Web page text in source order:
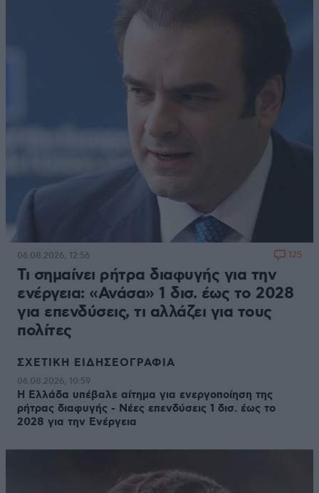
Τι σημαίνει ρήτρα διαφυγής για την
ενέργεια: «Ανάσα» 1 δισ. έως το 2028
για επενδύσεις, τι αλλάζει για τους
πολίτες
06.08.2026, 12:56 125
ΣΧΕΤΙΚΗ ΕΙΔΗΣΕΟΓΡΑΦΙΑ
Η Ελλάδα υπέβαλε αίτημα για ενεργοποίηση της
ρήτρας διαφυγής - Νέες επενδύσεις 1 δισ. έως το
2028 για την Ενέργεια
06.08.2026, 10:59